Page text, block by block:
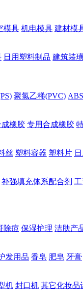
模具 机电模具 建材模
日用塑料制品 建筑装
聚氯乙稀(PVC) ABS
橡胶 专用合成橡胶
丝 塑料容器 塑料片
补强填充体系配合剂
除痘 保湿护理 洁肤产
发用品 香皂 肥皂 牙膏
机 封口机 其它化妆品